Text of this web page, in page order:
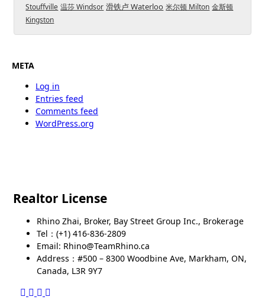
Stouffville 温莎 Windsor 滑铁卢 Waterloo 米尔顿 Milton 金斯顿
Kingston
META
Log in
Entries feed
Comments feed
WordPress.org
Realtor License
Rhino Zhai, Broker, Bay Street Group Inc., Brokerage
Tel：(+1) 416-836-2809
Email: Rhino@TeamRhino.ca
Address：#500 – 8300 Woodbine Ave, Markham, ON,
Canada, L3R 9Y7